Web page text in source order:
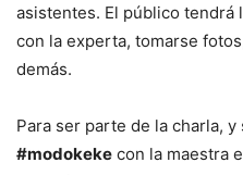
asistentes. El público
con la experta, tomarse
demás.
Para ser parte de la charla,
#modokeke con la maestra